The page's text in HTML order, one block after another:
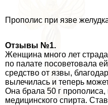
Прополис при язве
Отзывы №1.
Женщина много лет
по палате посоветовала
средство от язвы,
вылечилась и теперь
Она брала 50 г
медицинского спирта.